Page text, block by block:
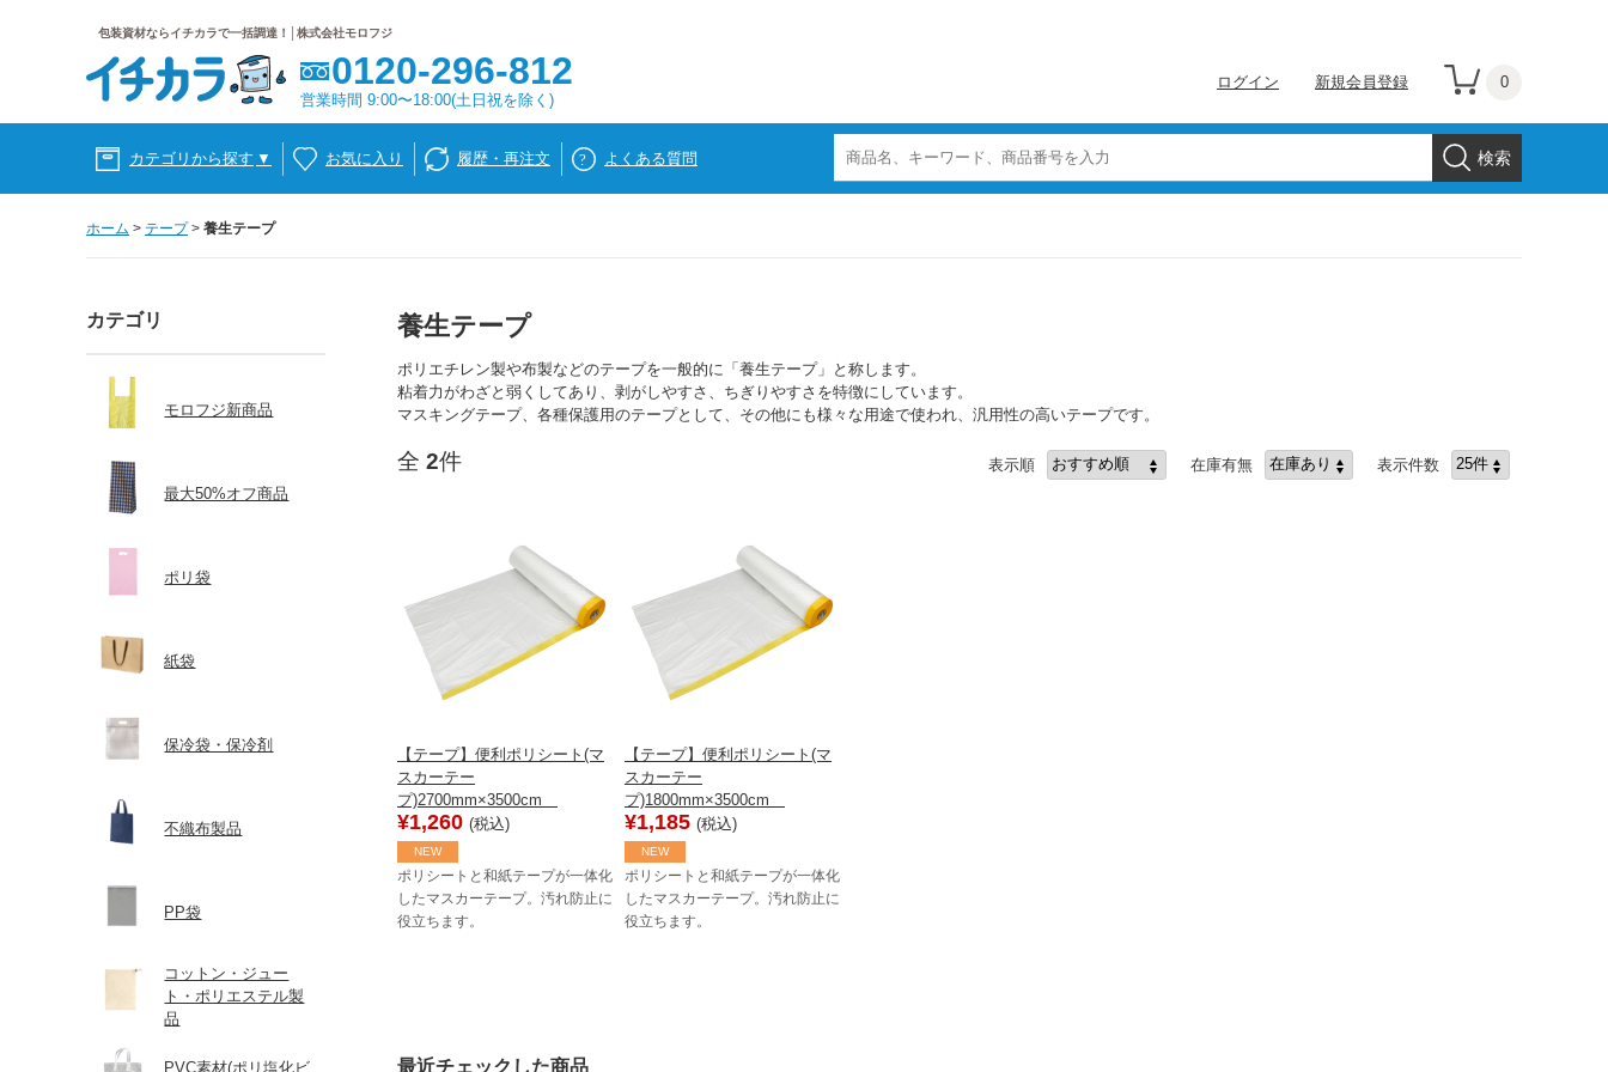
包装資材ならイチカラで一括調達！│株式会社モロフジ
0120-296-812
営業時間 9:00〜18:00(土日祝を除く)
ログイン 新規会員登録 0
カテゴリから探す ▼ お気に入り 履歴・再注文 よくある質問
ホーム > テープ> 養生テープ
カテゴリ
モロフジ新商品
最大50%オフ商品
ポリ袋
紙袋
保冷袋・保冷剤
不織布製品
PP袋
コットン・ジュー
ト・ポリエステル製
品
PVC素材(ポリ塩化ビ
養生テープ
ポリエチレン製や布製などのテープを一般的に「養生テープ」と称します。
粘着力がわざと弱くしてあり、剥がしやすさ、ちぎりやすさを特徴にしています。
マスキングテープ、各種保護用のテープとして、その他にも様々な用途で使われ、汎用性の高いテープです。
全 2件 表示順 在庫有無 表示件数
【テープ】便利ポリシート(マ
スカーテー
プ)2700mm×3500cm
¥1,260 (税込)
NEW
ポリシートと和紙テープが一体化
したマスカーテープ。汚れ防止に
役立ちます。
【テープ】便利ポリシート(マ
スカーテー
プ)1800mm×3500cm
¥1,185 (税込)
NEW
ポリシートと和紙テープが一体化
したマスカーテープ。汚れ防止に
役立ちます。
最近チェックした商品